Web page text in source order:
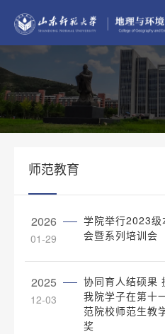
师范教育
2026
01-29
学院举行2023级
会暨系列培训会
2025
12-03
协同育人结硕
我院学子在第十
范院校师范生教
奖